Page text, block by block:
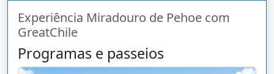
Experiência Miradouro de Pehoe com
GreatChile
Programas e passeios